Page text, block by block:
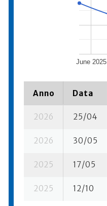
June 2025
Anno Data
2026 25/04
2026 30/05
2025 17/05
2025 12/10